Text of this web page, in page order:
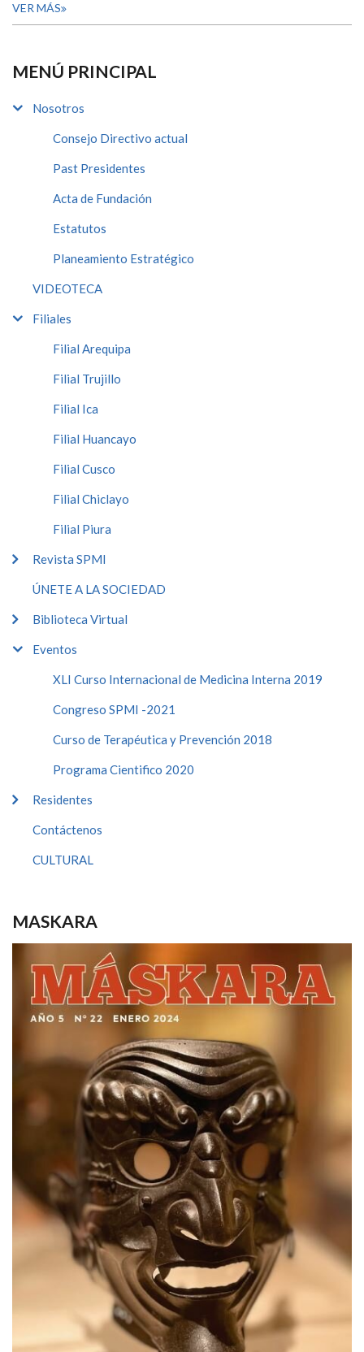
VER MÁS
MENÚ PRINCIPAL
Nosotros
Consejo Directivo actual
Past Presidentes
Acta de Fundación
Estatutos
Planeamiento Estratégico
VIDEOTECA
Filiales
Filial Arequipa
Filial Trujillo
Filial Ica
Filial Huancayo
Filial Cusco
Filial Chiclayo
Filial Piura
Revista SPMI
ÚNETE A LA SOCIEDAD
Biblioteca Virtual
Eventos
XLI Curso Internacional de Medicina Interna 2019
Congreso SPMI -2021
Curso de Terapéutica y Prevención 2018
Programa Cientifico 2020
Residentes
Contáctenos
CULTURAL
MASKARA